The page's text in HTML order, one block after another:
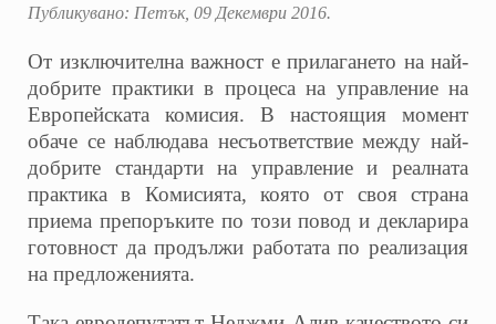
Публикувано: Петък, 09 Декември 2016.
От изключителна важност е прилагането на най-
добрите практики в процеса на управление на
Европейската комисия. В настоящия момент
обаче се наблюдава несъответствие между най-
добрите стандарти на управление и реалната
практика в Комисията, която от своя страна
приема препоръките по този повод и декларира
готовност да продължи работата по реализация
на предложенията.